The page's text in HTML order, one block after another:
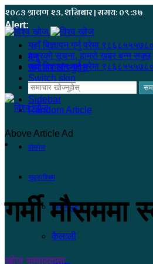
२०८३ श्रावण २३, शनिबार | समय: ०९:३७
Alert:
यहाँ बिज्ञापन गर्नु परेमा
हजुरको सूचना, हाम्रो खबर बन्न सक्छ
यहाँ बिज्ञापन गर्नु परेमा
Sidebar
Random Article
मेनू
समाचार खोज्नुहोस्
Switch skin
होमपेज
सुदूरपश्चिम
कंचनपुर
कैलाली
Above Article Ad
गर्मी
खोज सम्वाददाता२०८१ फाल्गुन २६,